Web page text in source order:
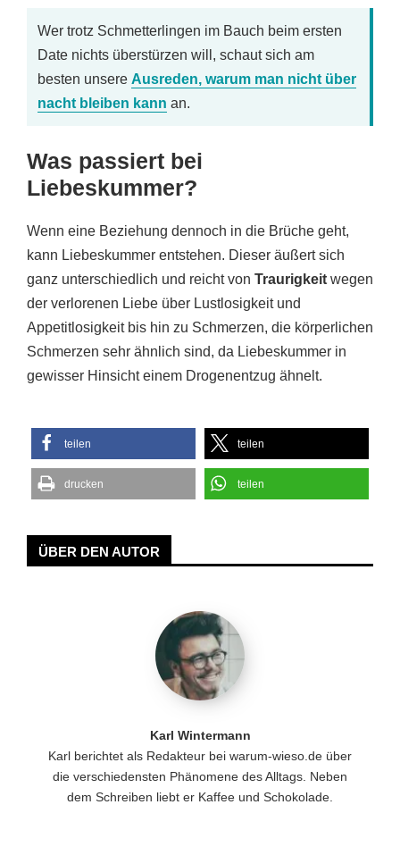
Wer trotz Schmetterlingen im Bauch beim ersten
Date nichts überstürzen will, schaut sich am
besten unsere Ausreden, warum man nicht über
nacht bleiben kann an.
Was passiert bei
Liebeskummer?
Wenn eine Beziehung dennoch in die Brüche geht,
kann Liebeskummer entstehen. Dieser äußert sich
ganz unterschiedlich und reicht von Traurigkeit wegen
der verlorenen Liebe über Lustlosigkeit und
Appetitlosigkeit bis hin zu Schmerzen, die körperlichen
Schmerzen sehr ähnlich sind, da Liebeskummer in
gewisser Hinsicht einem Drogenentzug ähnelt.
teilen teilen
drucken teilen
ÜBER DEN AUTOR
Karl Wintermann
Karl berichtet als Redakteur bei warum-wieso.de über
die verschiedensten Phänomene des Alltags. Neben
dem Schreiben liebt er Kaffee und Schokolade.